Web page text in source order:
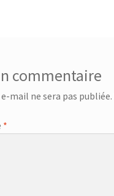
commentaire
mail ne sera pas publiée.
*